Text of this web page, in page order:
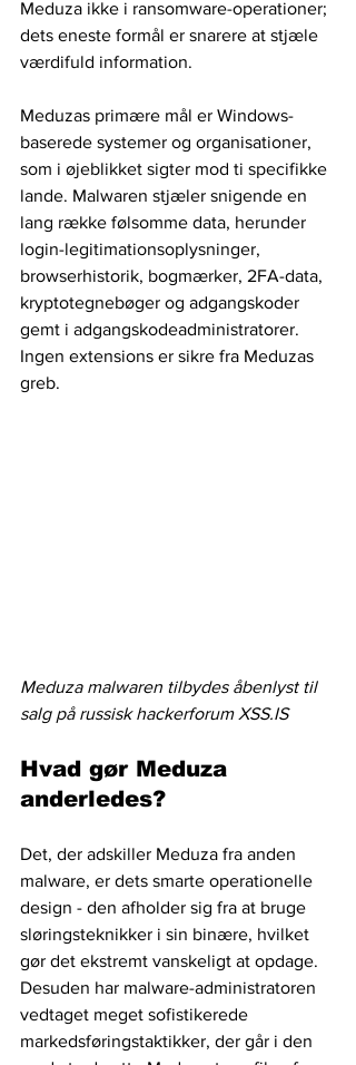
Meduza ikke i ransomware-operationer;
dets eneste formål er snarere at stjæle
værdifuld information.
Meduzas primære mål er Windows-
baserede systemer og organisationer,
som i øjeblikket sigter mod ti specifikke
lande. Malwaren stjæler snigende en
lang række følsomme data, herunder
login-legitimationsoplysninger,
browserhistorik, bogmærker, 2FA-data,
kryptotegnebøger og adgangskoder
gemt i adgangskodeadministratorer.
Ingen extensions er sikre fra Meduzas
greb.
Meduza malwaren tilbydes åbenlyst til
salg på russisk hackerforum XSS.IS
Hvad gør Meduza
anderledes?
Det, der adskiller Meduza fra anden
malware, er dets smarte operationelle
design - den afholder sig fra at bruge
sløringsteknikker i sin binære, hvilket
gør det ekstremt vanskeligt at opdage.
Desuden har malware-administratoren
vedtaget meget sofistikerede
markedsføringstaktikker, der går i den